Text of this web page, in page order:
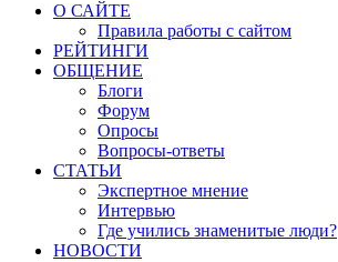
О САЙТЕ
Правила работы с сайтом
РЕЙТИНГИ
ОБЩЕНИЕ
Блоги
Форум
Опросы
Вопросы-ответы
СТАТЬИ
Экспертное мнение
Интервью
Где учились знаменитые люди?
НОВОСТИ